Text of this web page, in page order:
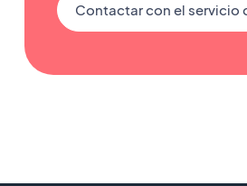
Contactar con el servicio